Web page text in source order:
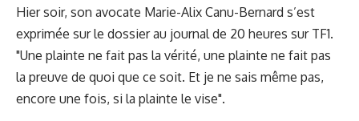
Hier soir, son avocate Marie-Alix Canu-Bernard s’est
exprimée sur le dossier au journal de 20 heures sur TF1.
"Une plainte ne fait pas la vérité, une plainte ne fait pas
la preuve de quoi que ce soit. Et je ne sais même pas,
encore une fois, si la plainte le vise".